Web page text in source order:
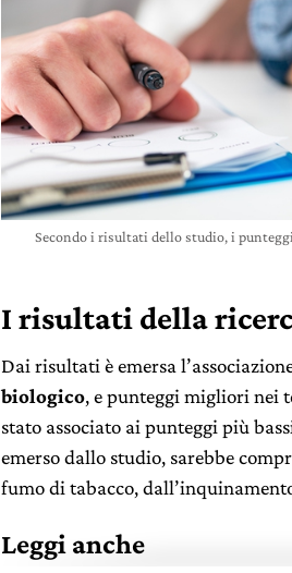
Secondo i risultati dello studio, i
I risultati della
Dai risultati è emersa
biologico, e punteggi migliori nei
stato associato ai punteggi più
emerso dallo studio, sarebbe
fumo di tabacco,
Leggi anche